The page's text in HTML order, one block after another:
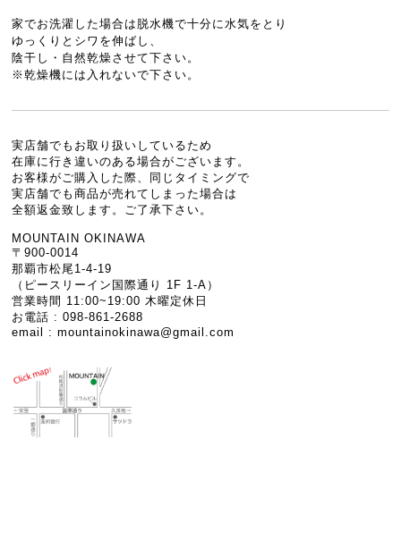
家でお洗濯した場合は脱水機で十分に水気をとり
ゆっくりとシワを伸ばし、
陰干し・自然乾燥させて下さい。
※乾燥機には入れないで下さい。
実店舗でもお取り扱いしているため
在庫に行き違いのある場合がございます。
お客様がご購入した際、同じタイミングで
実店舗でも商品が売れてしまった場合は
全額返金致します。ご了承下さい。
MOUNTAIN OKINAWA
〒900-0014
那覇市松尾1-4-19
（ピースリーイン国際通り 1F 1-A）
営業時間 11:00~19:00 木曜定休日
お電話 : 098-861-2688
email :mountainokinawa@gmail.com